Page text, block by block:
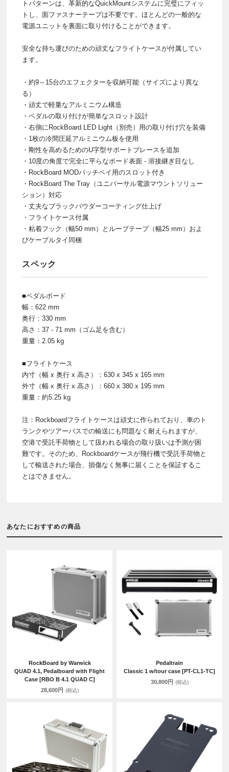
トパターンは、革新的なQuickMountシステムに完璧にフィッ
トし、面ファスナーテープは不要です。ほとんどの一般的な
電源ユニットを裏面に取り付けることができます。
安全な持ち運びのための頑丈なフライトケースが付属してい
ます。
・約9～15台のエフェクターを収納可能（サイズにより異な
る）
・頑丈で軽量なアルミニウム構造
・ペダルの取り付けが簡単なスロット設計
・右側にRockBoard LED Light（別売）用の取り付け穴を装備
・1枚の冷間圧延アルミニウム板を使用
・剛性を高めるためのU字型サポートブレースを追加
・10度の角度で完全に平らなボード表面 - 溶接継ぎ目なし
・RockBoard MODパッチベイ用のスロット付き
・RockBoard The Tray（ユニバーサル電源マウントソリュー
ション）対応
・丈夫なブラックパウダーコーティング仕上げ
・フライトケース付属
・粘着フック（幅50 mm）とループテープ（幅25 mm）およ
びケーブルタイ同梱
スペック
■ペダルボード
幅：622 mm
奥行：330 mm
高さ：37 - 71 mm（ゴム足を含む）
重量：2.05 kg
■フライトケース
内寸（幅 x 奥行 x 高さ）：630 x 345 x 165 mm
外寸（幅 x 奥行 x 高さ）：660 x 380 x 195 mm
重量：約5.25 kg
注：Rockboardフライトケースは頑丈に作られており、車のト
ランクやツアーバスでの輸送にも問題なく耐えられますが、
空港で受託手荷物として扱われる場合の取り扱いは予測が困
難です。そのため、Rockboardケースが飛行機で受託手荷物と
して輸送された場合、損傷なく無事に届くことを保証するこ
とはできません。
あなたにおすすめの商品
RockBoard by Warwick
QUAD 4.1, Pedalboard with Flight
Case [RBO B 4.1 QUAD C]
28,600円 (税込)
Pedaltrain
Classic 1 w/tour case [PT-CL1-TC]
30,800円 (税込)